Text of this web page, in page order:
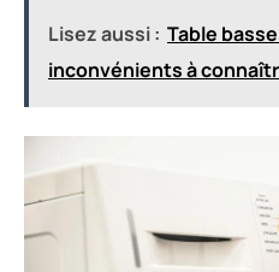
Lisez aussi : Table
inconvénients à